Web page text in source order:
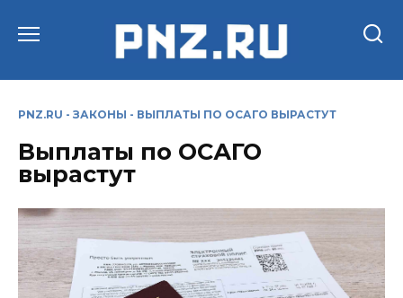
PNZ.RU - ЗАКОНЫ - ВЫПЛАТЫ ПО ОСАГО ВЫРАСТУТ
Выплаты по ОСАГО
вырастут